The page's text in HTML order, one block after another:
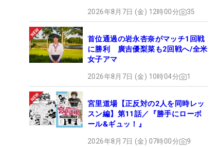
2026年8月7日 (金) 12時00分 35
首位通過の岩永杏奈がマッチ1回戦
に勝利 廣吉優梨菜も2回戦へ/全米
女子アマ
2026年8月7日 (金) 10時04分 1
宮里道場【正反対の2人を同時レッ
スン編】第11話／『勝手にローボ
ール&ギュッ！』
2026年8月7日 (金) 07時00分 9